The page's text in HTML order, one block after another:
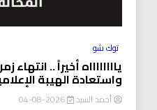
توك شو
يااااااااه أخيراً ..
واستعادة الهيبة
أحمد السيد 2026-08-04